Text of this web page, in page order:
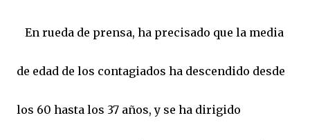
En rueda de prensa, ha precisado que la media
de edad de los contagiados ha descendido desde
los 60 hasta los 37 años, y se ha dirigido